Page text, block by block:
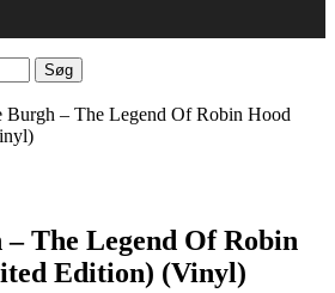
Burgh – The Legend Of Robin Hood
The Legend Of Robin
Edition) (Vinyl)